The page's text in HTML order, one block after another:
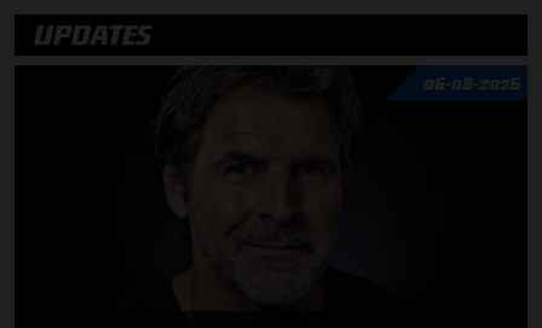
UPDATES
06-08-2026